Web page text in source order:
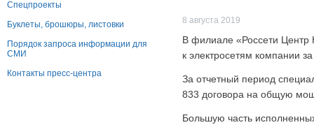
Спецпроекты
Буклеты, брошюры, листовки
Порядок запроса информации для
СМИ
Контакты пресс-центра
8 августа 2019
В филиале «Россети Центр
к электросетям компании
За отчетный период
833 договора на общую
Большую часть